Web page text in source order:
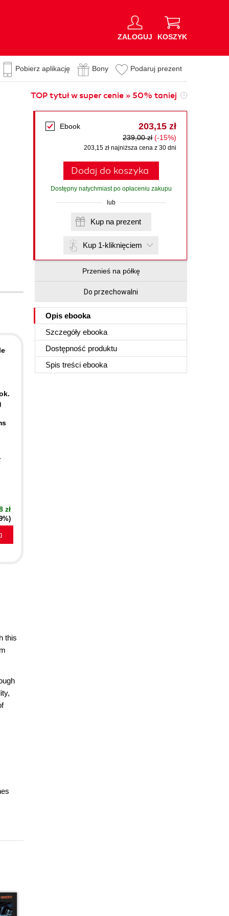
ZALOGUJ KOSZYK
Pobierz aplikację Bony Podaruj prezent
TOP tytuł w super cenie » 50% taniej
Ebook 203,15 zł
239,00 zł (-15%)
203,15 zł najniższa cena z 30 dni
Dodaj do koszyka
Dostępny natychmiast po opłaceniu zakupu
lub
Kup na prezent
Kup 1-kliknięciem
Przenieś na półkę
Do przechowalni
Opis ebooka
Szczegóły ebooka
Dostępność produktu
Spis treści ebooka
zł
this